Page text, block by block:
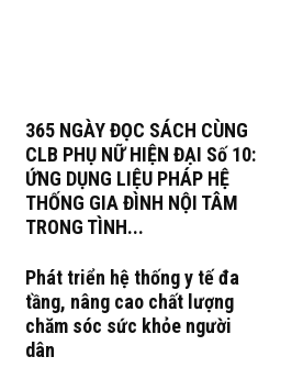
365 NGÀY ĐỌC SÁCH CÙNG
CLB PHỤ NỮ HIỆN ĐẠI Số 10:
ỨNG DỤNG LIỆU PHÁP HỆ
THỐNG GIA ĐÌNH NỘI TÂM
TRONG TÌNH...
Phát triển hệ thống y tế đa
tầng, nâng cao chất lượng
chăm sóc sức khỏe người
dân